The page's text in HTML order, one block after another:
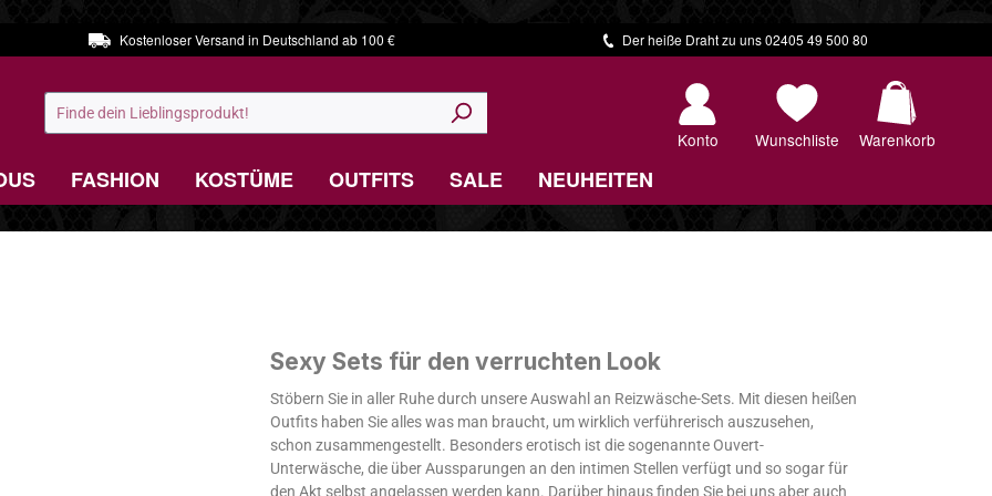
Kostenloser Versand in Deutschland ab 100 € Der heiße Draht zu uns 02405 49 500 80
FASHION KOSTÜME OUTFITS SALE NEUHEITEN
Wunschliste
Konto Warenkorb
Sexy Sets für den verruchten Look
Stöbern Sie in aller Ruhe durch unsere Auswahl an Reizwäsche-Sets. Mit diesen heißen
Outfits haben Sie alles was man braucht, um wirklich verführerisch auszusehen,
schon zusammengestellt. Besonders erotisch ist die sogenannte Ouvert-
Unterwäsche, die über Aussparungen an den intimen Stellen verfügt und so sogar für
den Akt selbst angelassen werden kann. Darüber hinaus finden Sie bei uns aber auch